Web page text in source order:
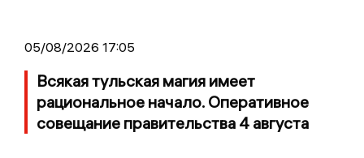
05/08/2026 17:05
Всякая тульская магия имеет
рациональное начало. Оперативное
совещание правительства 4 августа